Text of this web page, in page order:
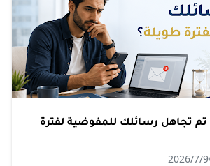
تجاهل رسائلك للمفوضية لفترة
2026/7/9